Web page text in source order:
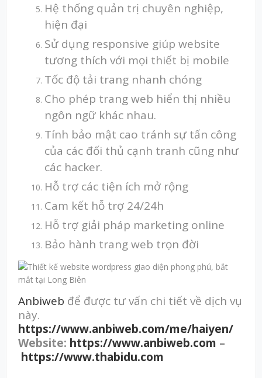
Hệ thống quản trị chuyên nghiệp,
hiện đại
Sử dụng responsive giúp website
tương thích với mọi thiết bị mobile
Tốc độ tải trang nhanh chóng
Cho phép trang web hiển thị nhiều
ngôn ngữ khác nhau.
Tính bảo mật cao tránh sự tấn công
của các đối thủ cạnh tranh cũng như
các hacker.
Hỗ trợ các tiện ích mở rộng
Cam kết hỗ trợ 24/24h
Hỗ trợ giải pháp marketing online
Bảo hành trang web trọn đời
Anbiweb để được tư vấn chi tiết về dịch vụ
này.
https://www.anbiweb.com/me/haiyen/
Website: https://www.anbiweb.com –
https://www.thabidu.com